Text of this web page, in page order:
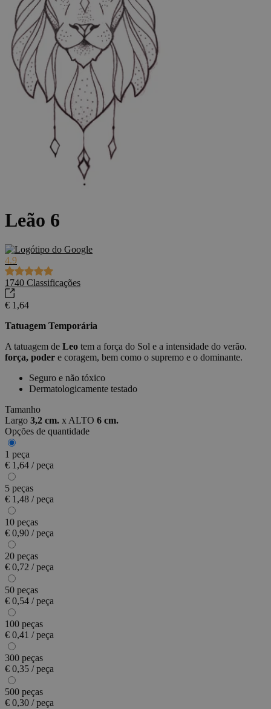
Leão 6
4.9
1740 Classificações
€ 1,64
Tatuagem Temporária
A tatuagem de Leo tem a força do Sol e a intensidade do verão.
força, poder e coragem, bem como o supremo e o dominante.
Seguro e não tóxico
Dermatologicamente testado
Tamanho
Largo 3,2 cm. x ALTO 6 cm.
Opções de quantidade
1 peça
€ 1,64 / peça
5 peças
€ 1,48 / peça
10 peças
€ 0,90 / peça
20 peças
€ 0,72 / peça
50 peças
€ 0,54 / peça
100 peças
€ 0,41 / peça
300 peças
€ 0,35 / peça
500 peças
€ 0,30 / peça